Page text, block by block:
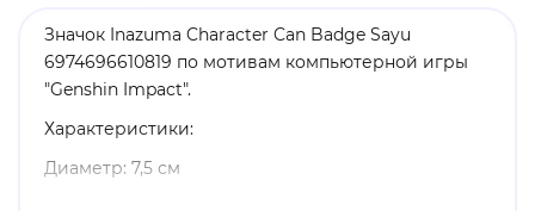
Значок Inazuma Character Can Badge Sayu
6974696610819 по мотивам компьютерной игры
"Genshin Impact".
Характеристики:
Диаметр: 7,5 см